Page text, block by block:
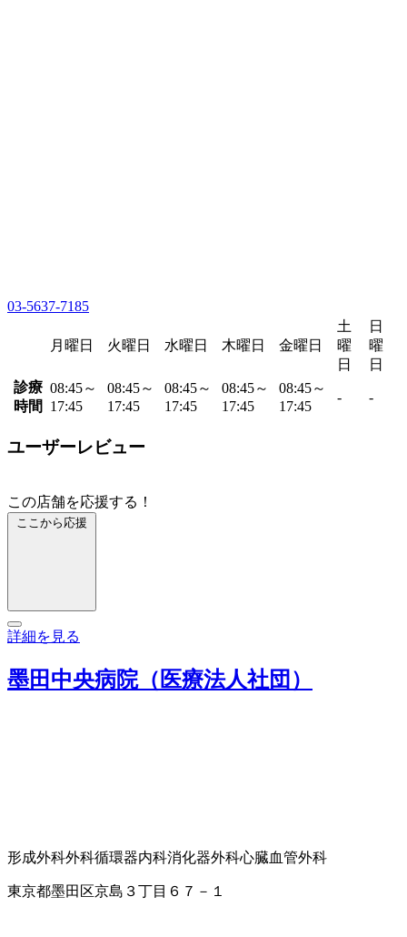
03-5637-7185
月曜日 火曜日 水曜日 木曜日 金曜日
土
曜
日
日
曜
日
診療
時間
08:45～
17:45
08:45～
17:45
08:45～
17:45
08:45～
17:45
08:45～
17:45
- -
ユーザーレビュー
この店舗を応援する！
ここから応援
詳細を見る
墨田中央病院（医療法人社団）
形成外科外科循環器内科消化器外科心臓血管外科
東京都墨田区京島３丁目６７－１